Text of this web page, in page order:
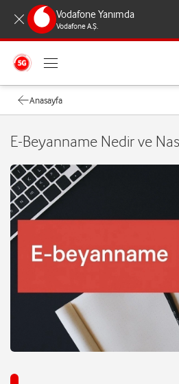
Vodafone Yanımda
Vodafone A.Ş.
Anasayfa
E-Beyanname Nedir ve